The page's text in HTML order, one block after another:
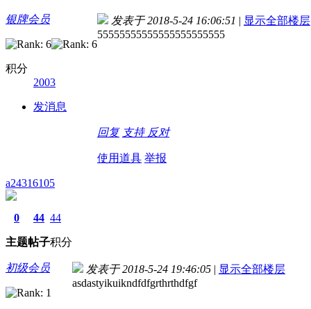
银牌会员
积分
2003
发消息
发表于 2018-5-24 16:06:51 | 显示全部楼层
55555555555555555555555
回复 支持 反对
使用道具 举报
a24316105
0
主题
44
帖子
44
积分
初级会员 发表于 2018-5-24 19:46:05 | 显示全部楼层
asdastyikuikndfdfgrthrthdfgf